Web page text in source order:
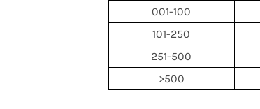
001-100
101-250
251-500
>500